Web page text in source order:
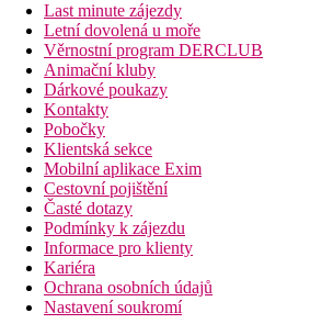
Last minute zájezdy
Letní dovolená u moře
Věrnostní program DERCLUB
Animační kluby
Dárkové poukazy
Kontakty
Pobočky
Klientská sekce
Mobilní aplikace Exim
Cestovní pojištění
Časté dotazy
Podmínky k zájezdu
Informace pro klienty
Kariéra
Ochrana osobních údajů
Nastavení soukromí